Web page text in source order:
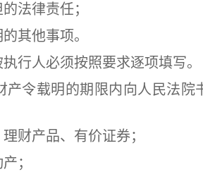
法律责任；
其他事项。
人必须按照要求逐项填写。
令载明的期限内向人民法院
产品、有价证券；
；